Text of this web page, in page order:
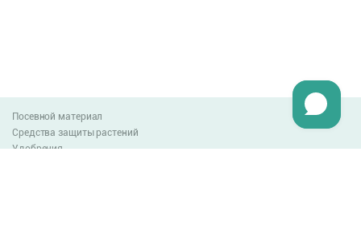
Посевной материал
Средства защиты растений
Удобрения